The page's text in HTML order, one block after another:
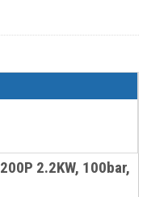
2.2KW, 100bar,